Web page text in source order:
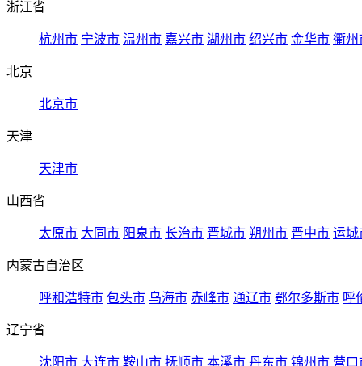
浙江省
杭州市 宁波市 温州市 嘉兴市 湖州市 绍兴市 金华市 衢州
北京
北京市
天津
天津市
山西省
太原市 大同市 阳泉市 长治市 晋城市 朔州市 晋中市 运城
内蒙古自治区
呼和浩特市 包头市 乌海市 赤峰市 通辽市 鄂尔多斯市 呼
辽宁省
沈阳市 大连市 鞍山市 抚顺市 本溪市 丹东市 锦州市 营口